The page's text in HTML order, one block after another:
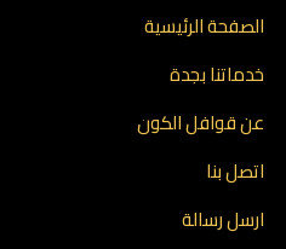
الصفحة الرئيسية
خدماتنا بجدة
عن قوافل الكون
اتصل بنا
ارسل رسالة